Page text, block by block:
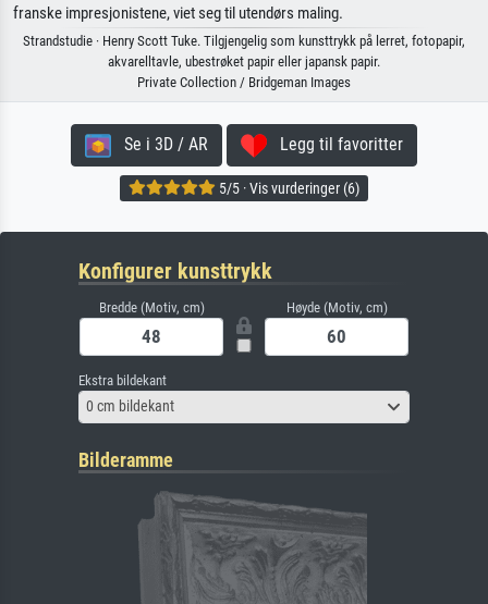
franske impresjonistene, viet seg til utendørs maling.
Strandstudie · Henry Scott Tuke. Tilgjengelig som kunsttrykk på lerret, fotopapir,
akvarelltavle, ubestrøket papir eller japansk papir.
Private Collection / Bridgeman Images
Se i 3D / AR Legg til favoritter
5/5 · Vis vurderinger (6)
Konfigurer kunsttrykk
Bredde (Motiv, cm) Høyde (Motiv, cm)
Ekstra bildekant
0 cm bildekant
Bilderamme